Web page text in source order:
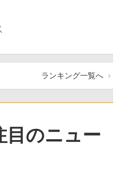
ランキング一覧へ
目のニュー